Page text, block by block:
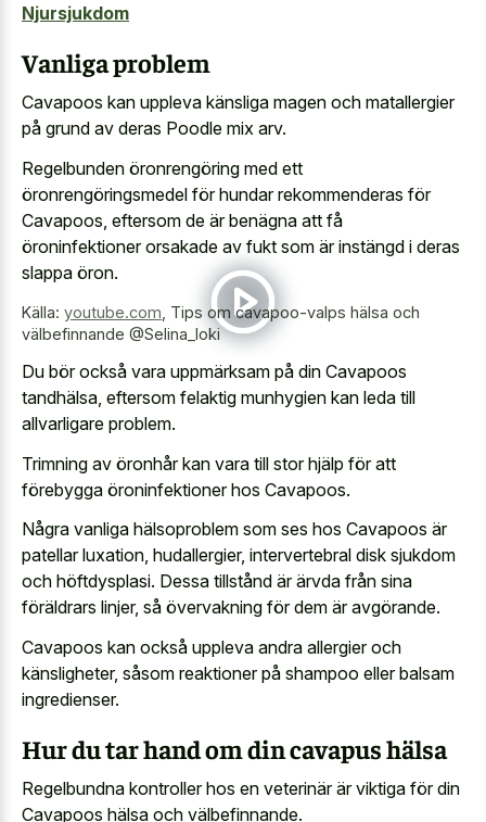
Njursjukdom
Vanliga problem
Cavapoos kan uppleva känsliga magen och matallergier
på grund av deras Poodle mix arv.
Regelbunden öronrengöring med ett
öronrengöringsmedel för hundar rekommenderas för
Cavapoos, eftersom de är benägna att få
öroninfektioner orsakade av fukt som är instängd i deras
slappa öron.
Källa: youtube.com Tips om cavapoo-valps hälsa och
välbefinnande @Selina_loki
Du bör också vara uppmärksam på din Cavapoos
tandhälsa, eftersom felaktig munhygien kan leda till
allvarligare problem.
Trimning av öronhår kan vara till stor hjälp för att
förebygga öroninfektioner hos Cavapoos.
Några vanliga hälsoproblem som ses hos Cavapoos är
patellar luxation, hudallergier, intervertebral disk sjukdom
och höftdysplasi. Dessa tillstånd är ärvda från sina
föräldrars linjer, så övervakning för dem är avgörande.
Cavapoos kan också uppleva andra allergier och
känsligheter, såsom reaktioner på shampoo eller balsam
ingredienser.
Hur du tar hand om din cavapus hälsa
Regelbundna kontroller hos en veterinär är viktiga för din
Cavapoos hälsa och välbefinnande.